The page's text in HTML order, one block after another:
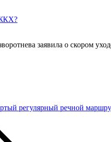
заявила о скором
регулярный речной